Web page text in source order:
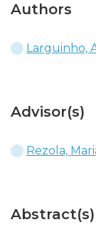
Authors
Larguinho,
Advisor(s)
Rezola,
Abstract(s)